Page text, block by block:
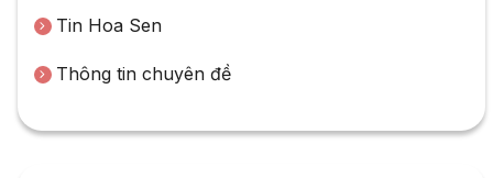
Tin Hoa Sen
Thông tin chuyên đề